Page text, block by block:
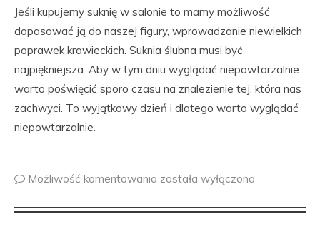
Jeśli kupujemy suknię w salonie to mamy możliwość
dopasować ją do naszej figury, wprowadzanie niewielkich
poprawek krawieckich. Suknia ślubna musi być
najpiękniejsza. Aby w tym dniu wyglądać niepowtarzalnie
warto poświęcić sporo czasu na znalezienie tej, która nas
zachwyci. To wyjątkowy dzień i dlatego warto wyglądać
niepowtarzalnie.
Możliwość komentowania została wyłączona